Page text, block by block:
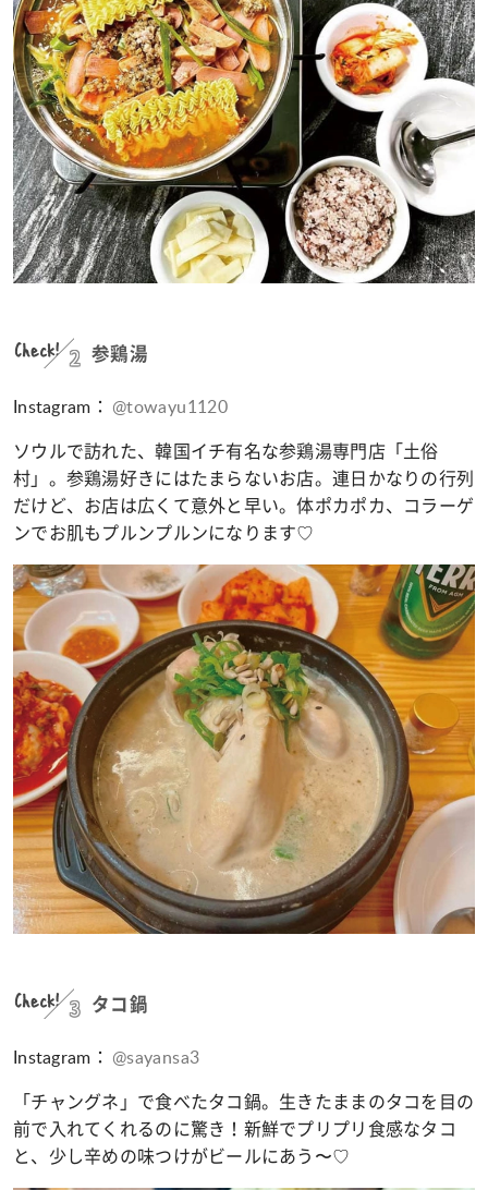
Check! 2 参鶏湯
Instagram： @towayu1120
ソウルで訪れた、韓国イチ有名な参鶏湯専門店「土俗
村」。参鶏湯好きにはたまらないお店。連日かなりの行列
だけど、お店は広くて意外と早い。体ポカポカ、コラーゲ
ンでお肌もプルンプルンになります♡
Check! 3 タコ鍋
Instagram： @sayansa3
「チャングネ」で食べたタコ鍋。生きたままのタコを目の
前で入れてくれるのに驚き！新鮮でプリプリ食感なタコ
と、少し辛めの味つけがビールにあう〜♡